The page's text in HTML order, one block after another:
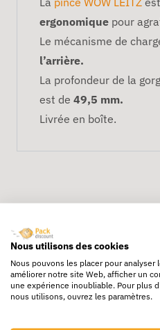
ergonomique pour
Le mécanisme de
l’arrière.
La profondeur de la
est de 49,5 mm.
Livrée en boîte.
Livraison rapide
24/72h partout en europe
Nous utilisons des cookies
Nous pouvons les placer pour
améliorer notre site Web, afficher un
une expérience inoubliable. Pour plus
nous utilisons, ouvrez les paramètres.